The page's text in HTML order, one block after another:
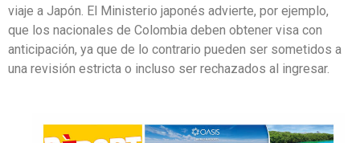
viaje a Japón. El Ministerio japonés advierte, por ejemplo,
que los nacionales de Colombia deben obtener visa con
anticipación, ya que de lo contrario pueden ser sometidos a
una revisión estricta o incluso ser rechazados al ingresar.